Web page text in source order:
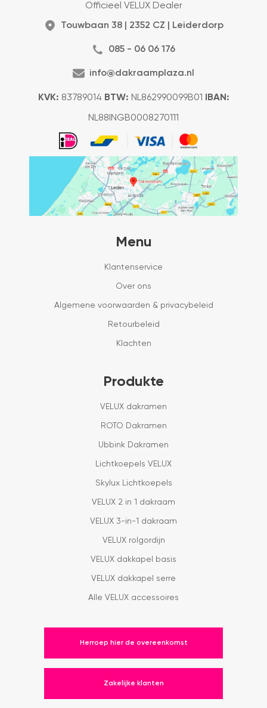
Officieel VELUX Dealer
Touwbaan 38 | 2352 CZ | Leiderdorp
085 - 06 06 176
info@dakraamplaza.nl
KVK: 83789014 BTW: NL862990099B01 IBAN:
NL88INGB0008270111
Menu
Klantenservice
Over ons
Algemene voorwaarden & privacybeleid
Retourbeleid
Klachten
Produkte
VELUX dakramen
ROTO Dakramen
Ubbink Dakramen
Lichtkoepels VELUX
Skylux Lichtkoepels
VELUX 2 in 1 dakraam
VELUX 3-in-1 dakraam
VELUX rolgordijn
VELUX dakkapel basis
VELUX dakkapel serre
Alle VELUX accessoires
Herroep hier de overeenkomst
Zakelijke klanten